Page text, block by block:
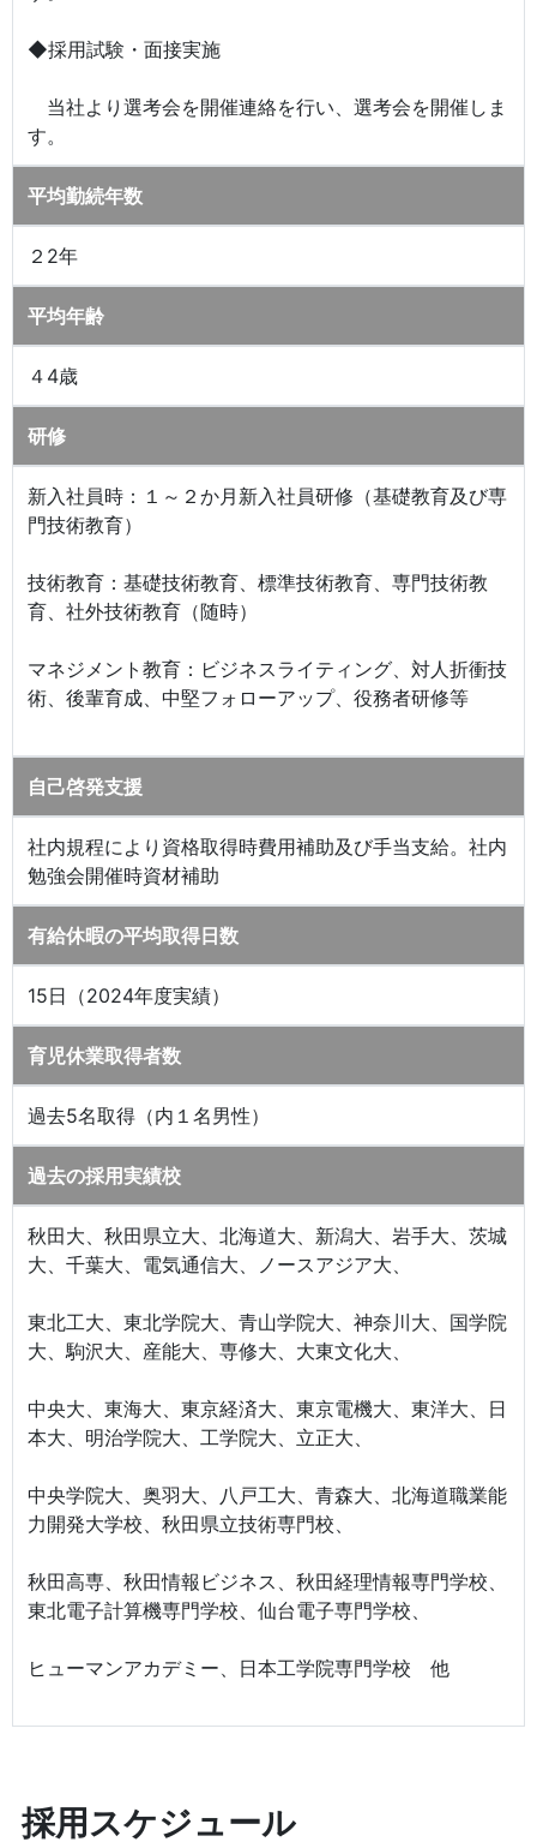
◆採用試験・面接実施
当社より選考会を開催連絡を行い、選考会を開催しま
す。
平均勤続年数
２2年
平均年齢
４4歳
研修
新入社員時：１～２か月新入社員研修（基礎教育及び専
門技術教育）
技術教育：基礎技術教育、標準技術教育、専門技術教
育、社外技術教育（随時）
マネジメント教育：ビジネスライティング、対人折衝技
術、後輩育成、中堅フォローアップ、役務者研修等
自己啓発支援
社内規程により資格取得時費用補助及び手当支給。社内
勉強会開催時資材補助
有給休暇の平均取得日数
15日（2024年度実績）
育児休業取得者数
過去5名取得（内１名男性）
過去の採用実績校
秋田大、秋田県立大、北海道大、新潟大、岩手大、茨城
大、千葉大、電気通信大、ノースアジア大、
東北工大、東北学院大、青山学院大、神奈川大、国学院
大、駒沢大、産能大、専修大、大東文化大、
中央大、東海大、東京経済大、東京電機大、東洋大、日
本大、明治学院大、工学院大、立正大、
中央学院大、奥羽大、八戸工大、青森大、北海道職業能
力開発大学校、秋田県立技術専門校、
秋田高専、秋田情報ビジネス、秋田経理情報専門学校、
東北電子計算機専門学校、仙台電子専門学校、
ヒューマンアカデミー、日本工学院専門学校 他
採用スケジュール